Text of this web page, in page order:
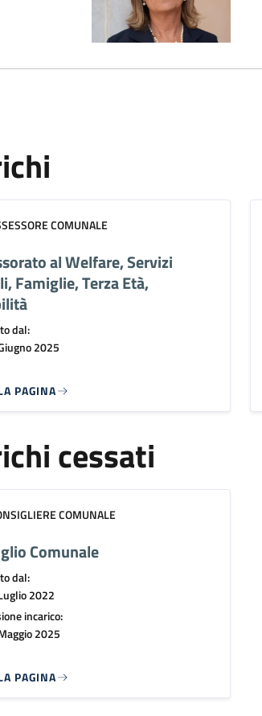
COMUNALE
al Welfare, Servizi
Famiglie, Terza Età,
dal:
2025
PAGINA
cessati
COMUNALE
Comunale
dal:
2022
incarico:
2025
PAGINA